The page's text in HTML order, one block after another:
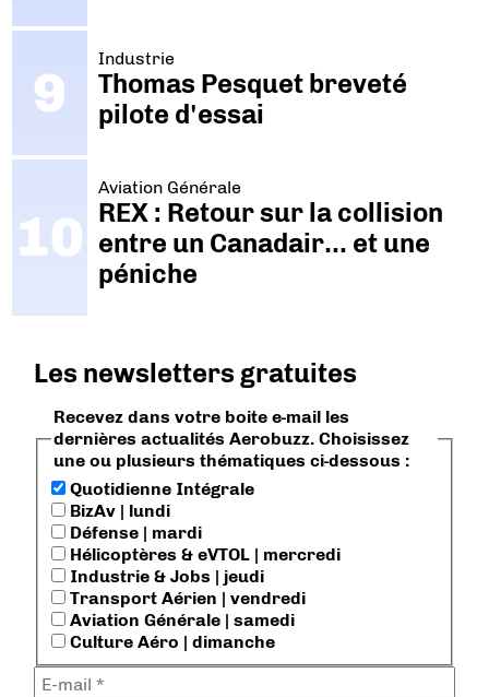
Industrie
Thomas Pesquet breveté
pilote d'essai
Aviation Générale
REX : Retour sur la collision
entre un Canadair… et une
péniche
Les newsletters gratuites
Recevez dans votre boite e-mail les
dernières actualités Aerobuzz. Choisissez
une ou plusieurs thématiques ci-dessous :
Quotidienne Intégrale
BizAv | lundi
Défense | mardi
Hélicoptères & eVTOL | mercredi
Industrie & Jobs | jeudi
Transport Aérien | vendredi
Aviation Générale | samedi
Culture Aéro | dimanche